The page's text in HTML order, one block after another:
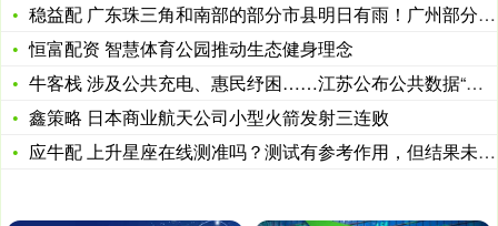
稳益配 广东珠三角和南部的部分市县明日有雨！广州部分时段雨势
恒富配资 智慧体育公园推动生态健身理念
牛客栈 涉及公共充电、惠民纾困……江苏公布公共数据“跑起来”
鑫策略 日本商业航天公司小型火箭发射三连败
应牛配 上升星座在线测准吗？测试有参考作用，但结果未必准确